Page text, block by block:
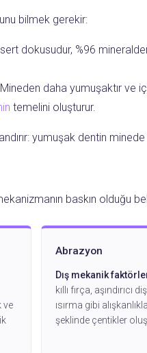
bilmek gerekir:
sert dokusudur, %96
Mineden daha yumuşaktır
temelini oluşturur.
yumuşak dentin
baskın olduğu
ve
Abrazyon
Dış mekanik
kıllı fırça,
ısırma gibi
şeklinde çentikler